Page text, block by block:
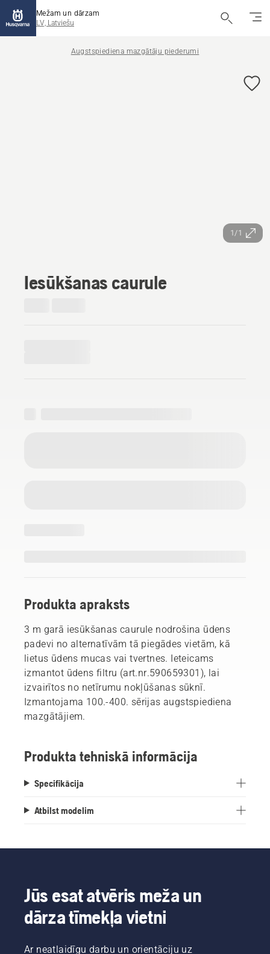
Mežam un dārzam
LV, Latviešu
Augstspiediena mazgātāju piederumi
1/1
Iesūkšanas caurule
Produkta apraksts
3 m garā iesūkšanas caurule nodrošina ūdens
padevi no alternatīvām tā piegādes vietām, kā
lietus ūdens mucas vai tvertnes. Ieteicams
izmantot ūdens filtru (art.nr.590659301), lai
izvairītos no netīrumu nokļūšanas sūknī.
Izmantojama 100.-400. sērijas augstspiediena
mazgātājiem.
Produkta tehniskā informācija
Specifikācija
Atbilst modelim
Jūs esat atvēris meža un
dārza tīmekļa vietni
Ar neatlaidīgu darbu un orientāciju uz